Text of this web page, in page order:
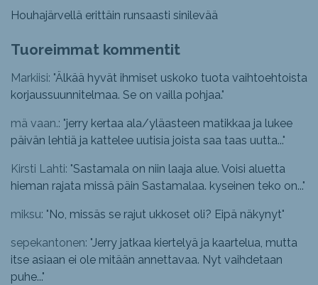
Houhajärvellä erittäin runsaasti sinilevää
Tuoreimmat kommentit
Markiisi: "Älkää hyvät ihmiset uskoko tuota vaihtoehtoista
korjaussuunnitelmaa. Se on vailla pohjaa."
mä vaan.: "jerry kertaa ala/yläasteen matikkaa ja lukee
päivän lehtiä ja kattelee uutisia joista saa taas uutta..."
Kirsti Lahti: "Sastamala on niin laaja alue. Voisi aluetta
hieman rajata missä päin Sastamalaa. kyseinen teko on..."
miksu: "No, missäs se rajut ukkoset oli? Eipä näkynyt"
sepekantonen: "Jerry jatkaa kiertelyä ja kaartelua, mutta
itse asiaan ei ole mitään annettavaa. Nyt vaihdetaan
puhe..."